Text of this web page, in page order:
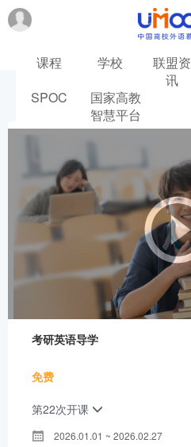
课程 学校
联盟资
讯
SPOC
国家高教
智慧平台
考研英语导学
免费
第22次开课
2026.01.01 ~ 2026.02.27